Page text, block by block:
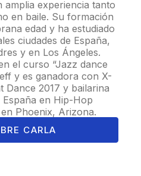
experiencia tanto
en baile. Su formación
edad y ha estudiado
ciudades de España,
y en Los Ángeles.
el curso “Jazz dance
y es ganadora con X-
Dance 2017 y bailarina
en Hip-Hop
Phoenix, Arizona.
CARLA